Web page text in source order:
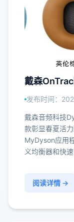
戴森
发布时间：
戴森音频科技
款彰显春夏活
MyDyson应用
义均衡器和快
阅读详情 →